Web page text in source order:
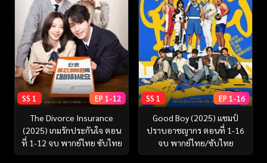
SS 1 EP 1-12
The Divorce Insurance
(2025) เกมรักประกันใจ ตอน
ที่ 1-12 จบ พากย์ไทย ซับไทย
SS 1 EP 1-16
Good Boy (2025) แชมป์
ปราบอาชญากร ตอนที่ 1-16
จบ พากย์ไทย/ซับไทย